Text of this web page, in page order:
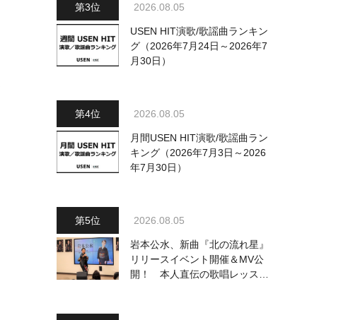
2026.08.05
USEN HIT演歌/歌謡曲ランキン
グ（2026年7月24日～2026年7
月30日）
2026.08.05
月間USEN HIT演歌/歌謡曲ラン
キング（2026年7月3日～2026
年7月30日）
2026.08.05
岩本公水、新曲『北の流れ星』
リリースイベント開催＆MV公
開！ 本人直伝の歌唱レッスン